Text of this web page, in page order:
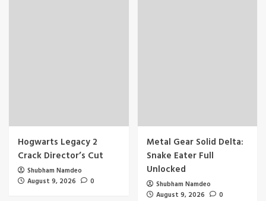
Hogwarts Legacy 2
Crack Director’s Cut
Shubham Namdeo
August 9, 2026
0
Metal Gear Solid Delta:
Snake Eater Full
Unlocked
Shubham Namdeo
August 9, 2026
0